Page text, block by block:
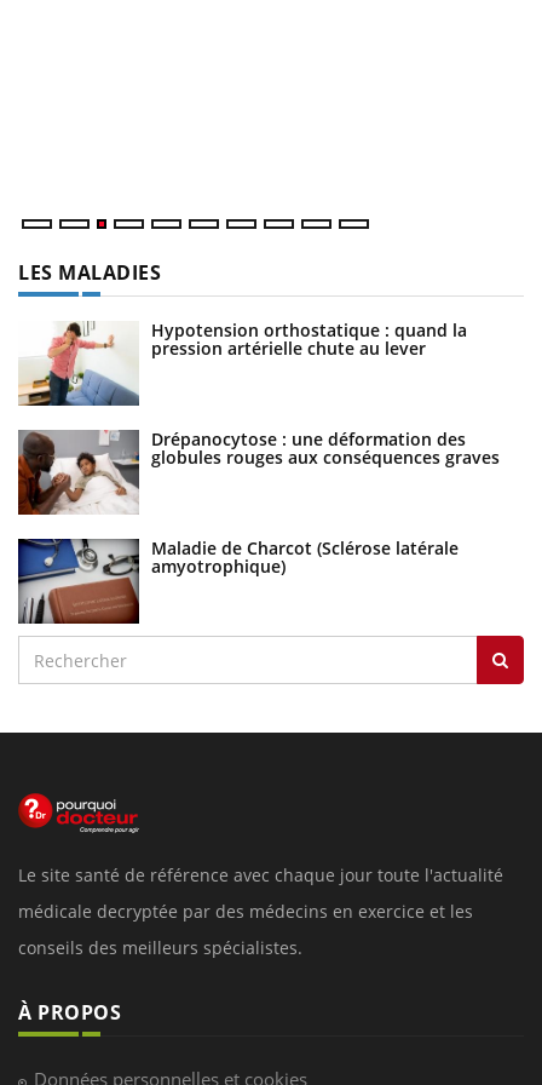
LES MALADIES
Hypotension orthostatique : quand la
pression artérielle chute au lever
Drépanocytose : une déformation des
globules rouges aux conséquences graves
Maladie de Charcot (Sclérose latérale
amyotrophique)
Le site santé de référence avec chaque jour toute l'actualité
médicale decryptée par des médecins en exercice et les
conseils des meilleurs spécialistes.
À PROPOS
Données personnelles et cookies